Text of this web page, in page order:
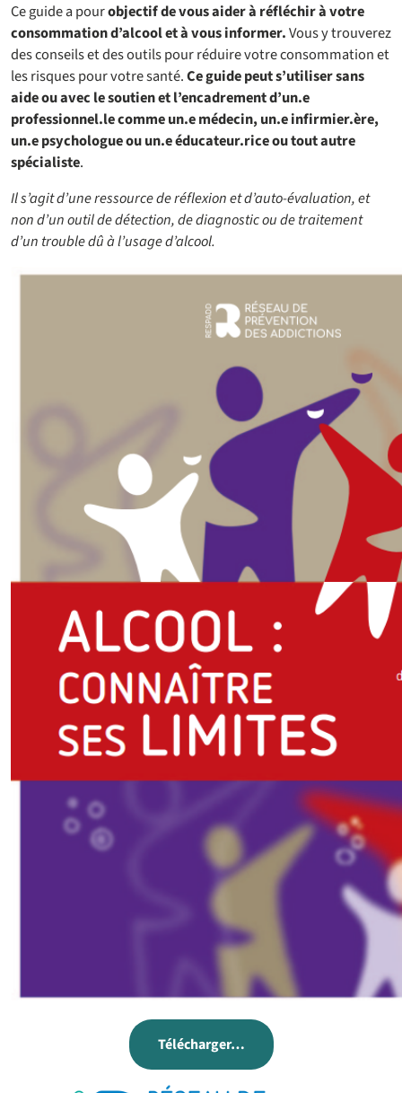
Ce guide a pourobjectif de vous aider à réfléchir à votre
consommation d’alcool et à vous informer.Vous y trouverez
des conseils et des outils pour réduire votre consommation et
les risques pour votre santé.Ce guide peut s’utiliser sans
aide ou avec le soutien et l’encadrement d’un.e
professionnel.le comme un.e médecin, un.e infirmier.ère,
un.e psychologue ou un.e éducateur.rice ou tout autre
spécialiste.
Il s’agit d’une ressource de réflexion et d’auto-évaluation, et
non d’un outil de détection, de diagnostic ou de traitement
d’un trouble dû à l’usage d’alcool.
Télécharger…